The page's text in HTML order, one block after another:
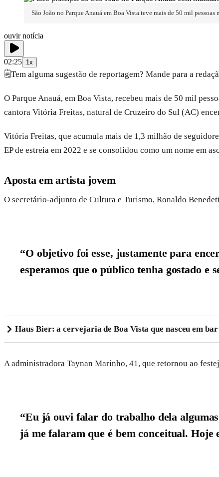
São João no Parque Anauá em Boa Vista teve mais de 50 mil
ouvir notícia
02:25 1x
🗒️Tem alguma sugestão de reportagem? Mande para a
O Parque Anauá, em Boa Vista, recebeu mais de 50 mil
cantora Vitória Freitas, natural de Cruzeiro do Sul (AC)
Vitória Freitas, que acumula mais de 1,3 milhão de
EP de estreia em 2022 e se consolidou como um nome em
Aposta em artista jovem
O secretário-adjunto de Cultura e Turismo, Ronaldo
“O objetivo foi esse, justamente para
esperamos que o público tenha gostado
Haus Bier: a cervejaria de Boa Vista que nasceu em
A administradora Taynan Marinho, 41, que retornou ao
“Eu já ouvi falar do trabalho dela
já me falaram que é bem conceitual.